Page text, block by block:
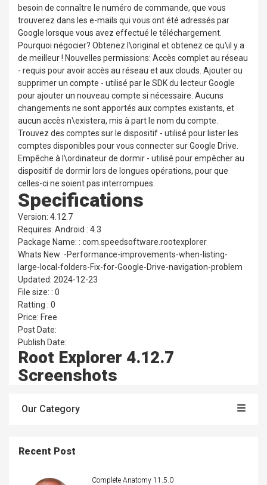
besoin de connaître le numéro de commande, que vous
trouverez dans les e-mails qui vous ont été adressés par
Google lorsque vous avez effectué le téléchargement.
Pourquoi négocier? Obtenez l\original et obtenez ce qu\il y a
de meilleur ! Nouvelles permissions: Accès complet au réseau
- requis pour avoir accès au réseau et aux clouds. Ajouter ou
supprimer un compte - utilisé par le SDK du lecteur Google
pour ajouter un nouveau compte si nécessaire. Aucuns
changements ne sont apportés aux comptes existants, et
aucun accès n\existera, mis à part le nom du compte.
Trouvez des comptes sur le dispositif - utilisé pour lister les
comptes disponibles pour vous connecter sur Google Drive.
Empêche à l\ordinateur de dormir - utilisé pour empêcher au
dispositif de dormir lors de longues opérations, pour que
celles-ci ne soient pas interrompues.
Specifications
Version: 4.12.7
Requires: Android : 4.3
Package Name: : com.speedsoftware.rootexplorer
Whats New: -Performance-improvements-when-listing-
large-local-folders-Fix-for-Google-Drive-navigation-problem
Updated: 2024-12-23
File size: : 0
Ratting : 0
Price: Free
Post Date:
Publish Date:
Root Explorer 4.12.7
Screenshots
Our Category
Recent Post
Complete Anatomy 11.5.0